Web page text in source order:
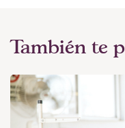
También te